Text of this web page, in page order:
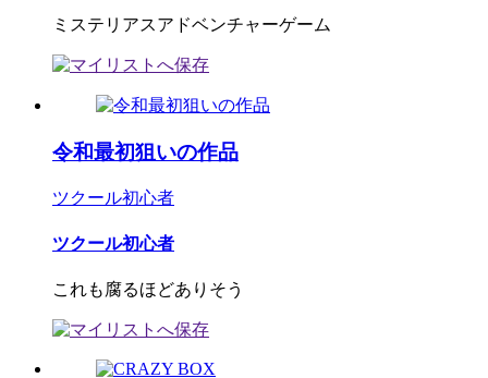
ミステリアスアドベンチャーゲーム
令和最初狙いの作品
ツクール初心者
ツクール初心者
これも腐るほどありそう